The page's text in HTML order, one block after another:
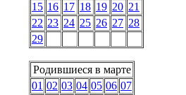
15 16 17 18 19 20 21
22 23 24 25 26 27 28
29
Родившиеся в марте
01 02 03 04 05 06 07